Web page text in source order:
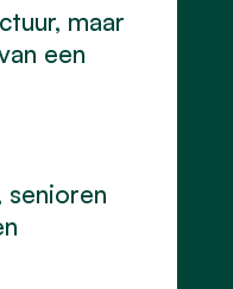
maar
een
senioren